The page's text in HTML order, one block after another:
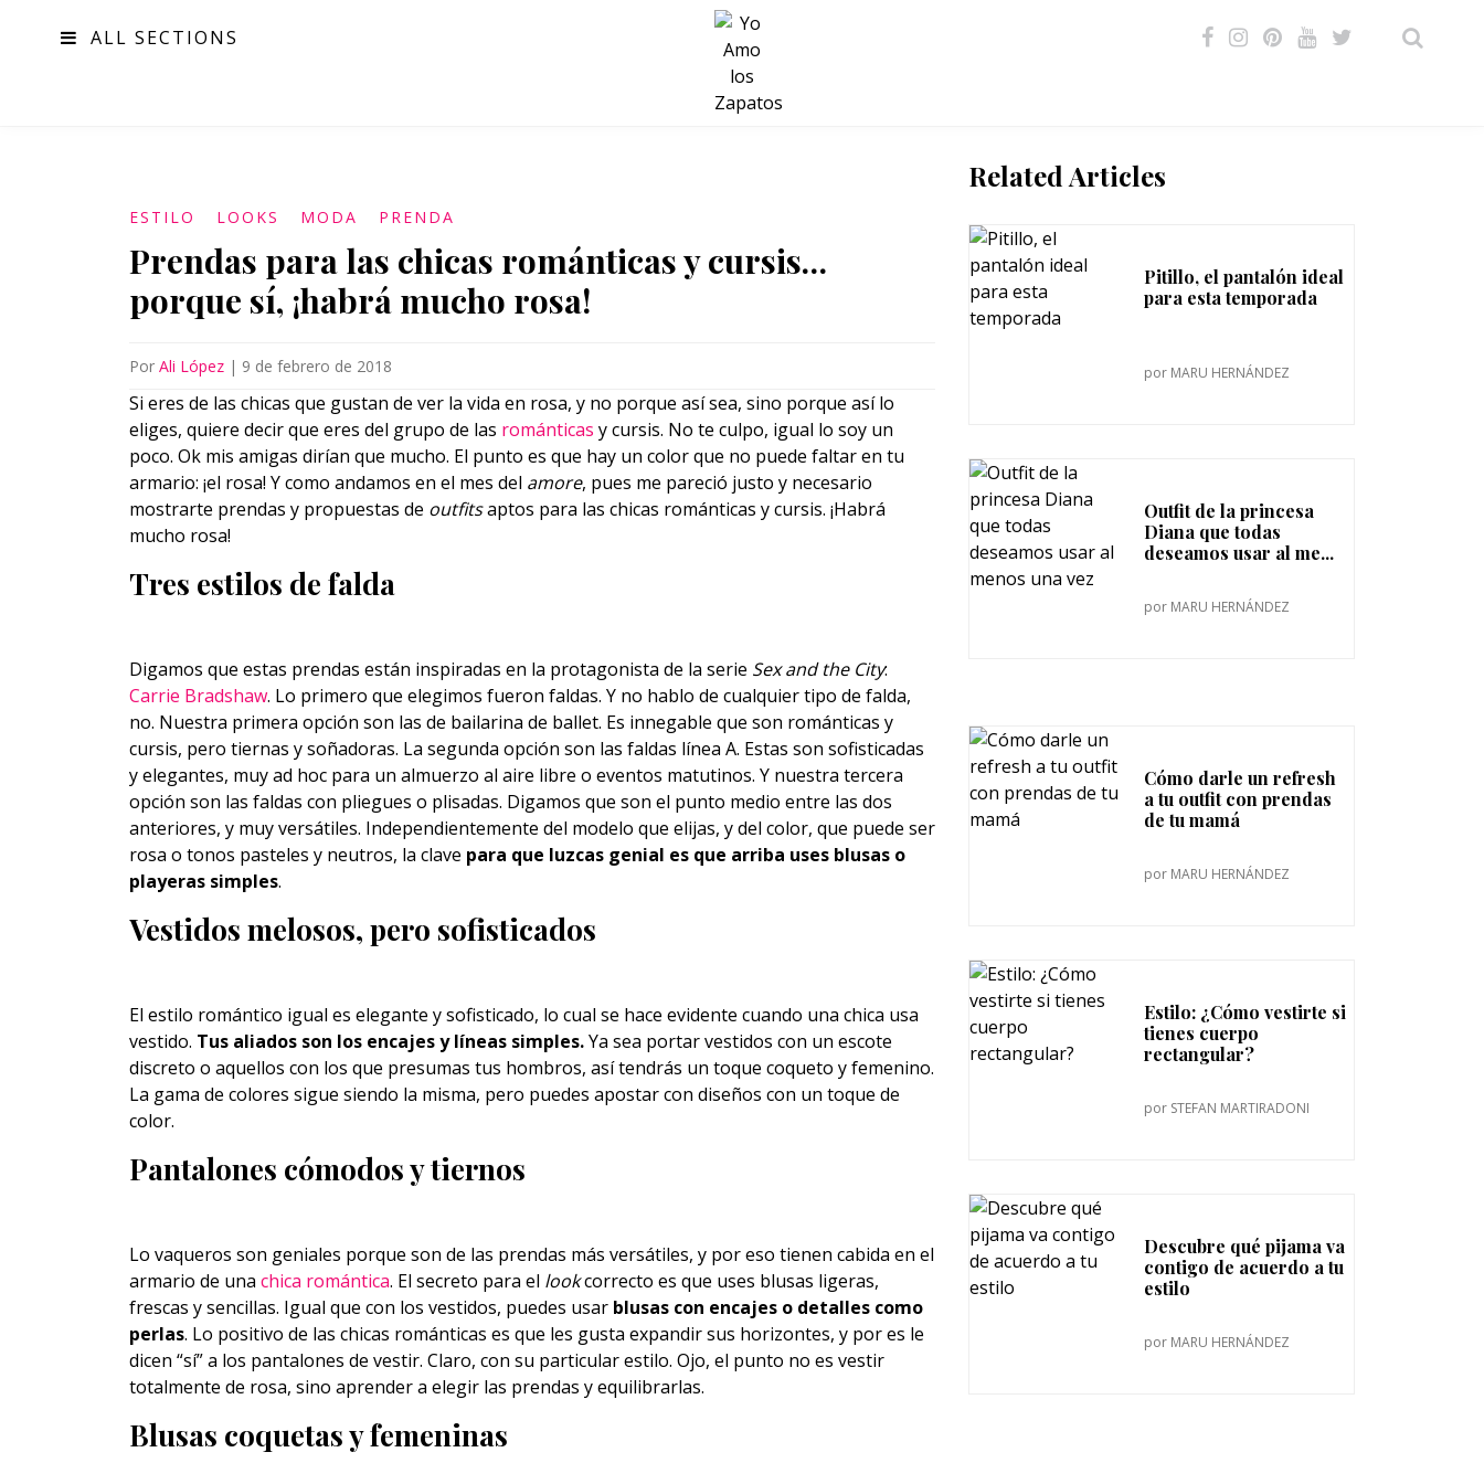
ALL SECTIONS
SALUD
ESTILO LOOKS MODA PRENDA
Prendas para las chicas románticas y cursis…
porque sí, ¡habrá mucho rosa!
Por Ali López | 9 de febrero de 2018
Si eres de las chicas que gustan de ver la vida en rosa, y no porque así sea, sino porque así lo
eliges, quiere decir que eres del grupo de las románticas y cursis. No te culpo, igual lo soy un
poco. Ok mis amigas dirían que mucho. El punto es que hay un color que no puede faltar en tu
armario: ¡el rosa! Y como andamos en el mes del amore, pues me pareció justo y necesario
mostrarte prendas y propuestas de outfitsaptos para las chicas románticas y cursis. ¡Habrá
mucho rosa!
Tres estilos de falda
Digamos que estas prendas están inspiradas en la protagonista de la serie Sex and the City:
Carrie Bradshaw. Lo primero que elegimos fueron faldas. Y no hablo de cualquier tipo de falda,
no. Nuestra primera opción son las de bailarina de ballet. Es innegable que son románticas y
cursis, pero tiernas y soñadoras. La segunda opción son las faldas línea A. Estas son sofisticadas
y elegantes, muy ad hoc para un almuerzo al aire libre o eventos matutinos. Y nuestra tercera
opción son las faldas con pliegues o plisadas. Digamos que son el punto medio entre las dos
anteriores, y muy versátiles. Independientemente del modelo que elijas, y del color, que puede ser
rosa o tonos pasteles y neutros, la clave para que luzcas genial es que arriba uses blusas o
playeras simples.
Vestidos melosos, pero sofisticados
El estilo romántico igual es elegante y sofisticado, lo cual se hace evidente cuando una chica usa
vestido. Tus aliados son los encajes y líneas simples.Ya sea portar vestidos con un escote
discreto o aquellos con los que presumas tus hombros, así tendrás un toque coqueto y femenino.
La gama de colores sigue siendo la misma, pero puedes apostar con diseños con un toque de
color.
Pantalones cómodos y tiernos
Lo vaqueros son geniales porque son de las prendas más versátiles, y por eso tienen cabida en el
armario de una chica romántica. El secreto para el lookcorrecto es que uses blusas ligeras,
frescas y sencillas. Igual que con los vestidos, puedes usar blusas con encajes o detalles como
perlas. Lo positivo de las chicas románticas es que les gusta expandir sus horizontes, y por es le
dicen “sí” a los pantalones de vestir. Claro, con su particular estilo. Ojo, el punto no es vestir
totalmente de rosa, sino aprender a elegir las prendas y equilibrarlas.
Blusas coquetas y femeninas
Related Articles
Pitillo, el pantalón ideal
para esta temporada
por MARU HERNÁNDEZ
Outfit de la princesa
Diana que todas
deseamos usar al me...
por MARU HERNÁNDEZ
Cómo darle un refresh
a tu outfit con prendas
de tu mamá
por MARU HERNÁNDEZ
Estilo: ¿Cómo vestirte si
tienes cuerpo
rectangular?
por STEFAN MARTIRADONI
Descubre qué pijama va
contigo de acuerdo a tu
estilo
por MARU HERNÁNDEZ